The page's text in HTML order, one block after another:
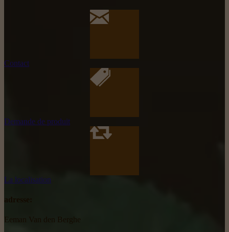
Contact
Demande de produit
La localisation